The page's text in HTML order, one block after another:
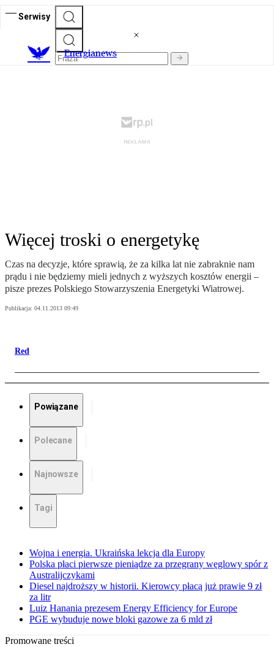
Serwisy
Energianews
Więcej troski o energetykę
Czas na decyzje, które sprawią, że za kilka lat nie zabraknie nam
prądu i nie będziemy mieli jednych z wyższych kosztów energii –
pisze prezes Polskiego Stowarzyszenia Energetyki Wiatrowej.
Publikacja: 04.11.2013 09:49
Red
Powiązane
Polecane
Najnowsze
Tagi
Wojna i energia. Ukraińska lekcja dla Europy
Polska płaci pierwsze pieniądze za przegrany węglowy spór z
Australijczykami
Diesel najdroższy w historii. Kierowcy płacą już prawie 9 zł
za litr
Luiz Hanania prezesem Energy Efficiency for Europe
PGE wybuduje nowe bloki gazowe za 6 mld zł
Promowane treści